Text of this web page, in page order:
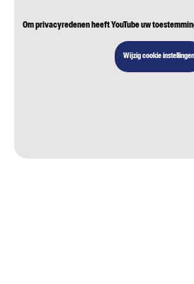
Om privacyredenen heeft YouTube uw
Wijzig cookie instellingen